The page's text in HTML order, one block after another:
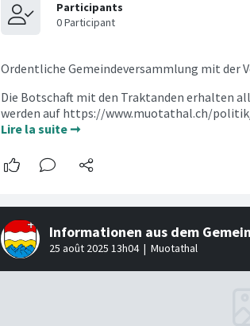
Ordentliche Gemeindeversammlung mit der
Die Botschaft mit den Traktanden erhalten
werden auf https://www.muotathal.ch/
Lire la suite ➞